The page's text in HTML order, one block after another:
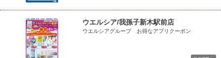
ウエルシア/我孫子新木駅前店
ウエルシアグループ お得なアプリクーポン